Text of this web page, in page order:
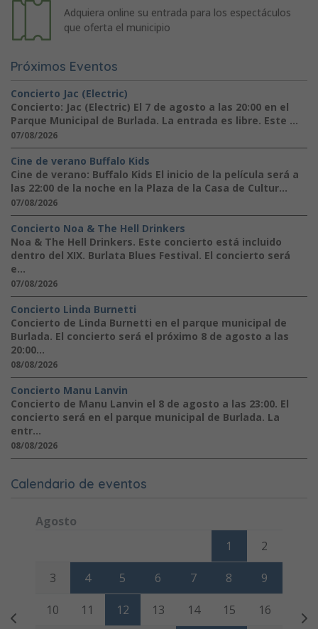
Adquiera online su entrada para los espectáculos
que oferta el municipio
Próximos Eventos
Concierto Jac (Electric)
Concierto: Jac (Electric) El 7 de agosto a las 20:00 en el
Parque Municipal de Burlada. La entrada es libre. Este ...
07/08/2026
Cine de verano Buffalo Kids
Cine de verano: Buffalo Kids El inicio de la película será a
las 22:00 de la noche en la Plaza de la Casa de Cultur...
07/08/2026
Concierto Noa & The Hell Drinkers
Noa & The Hell Drinkers. Este concierto está incluido
dentro del XIX. Burlata Blues Festival. El concierto será
e...
07/08/2026
Concierto Linda Burnetti
Concierto de Linda Burnetti en el parque municipal de
Burlada. El concierto será el próximo 8 de agosto a las
20:00...
08/08/2026
Concierto Manu Lanvin
Concierto de Manu Lanvin el 8 de agosto a las 23:00. El
concierto será en el parque municipal de Burlada. La
entr...
08/08/2026
Calendario de eventos
Agosto
Viernes Sábado
1 2
3 4 5 6 7 8 9
10 11 12 13 14 15 16